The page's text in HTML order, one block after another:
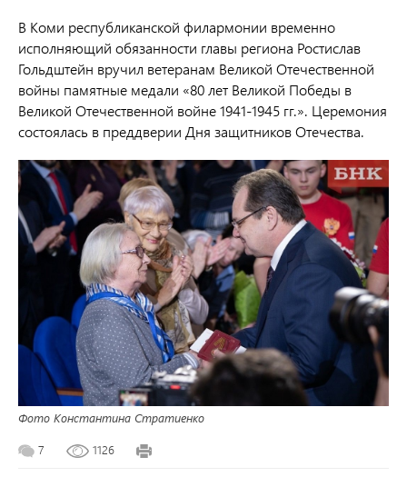
В Коми республиканской филармонии временно
исполняющий обязанности главы региона Ростислав
Гольдштейн вручил ветеранам Великой Отечественной
войны памятные медали «80 лет Великой Победы в
Великой Отечественной войне 1941-1945 гг.». Церемония
состоялась в преддверии Дня защитников Отечества.
Фото Константина Стратиенко
7 1126